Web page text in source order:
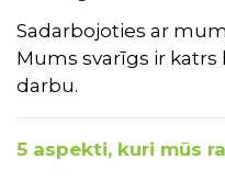
Sadarbojoties ar
Mums svarīgs ir
darbu.
5 aspekti, kuri mūs